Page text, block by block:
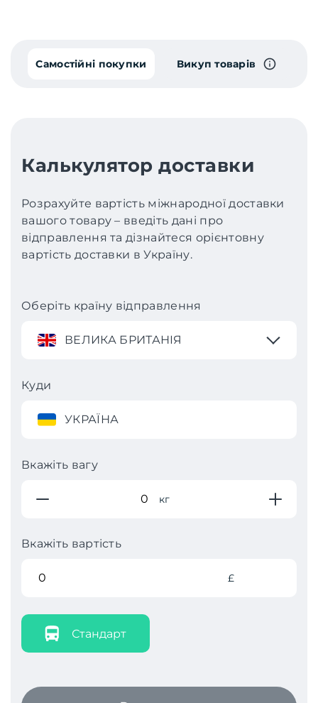
Самостійні покупки Викуп товарів
Калькулятор доставки
Розрахуйте вартість міжнародної доставки
вашого товару – введіть дані про
відправлення та дізнайтеся орієнтовну
вартість доставки в Україну.
Оберіть країну відправлення
ВЕЛИКА БРИТАНІЯ
Куди
УКРАЇНА
Вкажіть вагу
кг
Вкажіть вартість
£
Стандарт